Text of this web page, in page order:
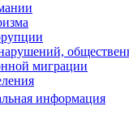
миграции
информация